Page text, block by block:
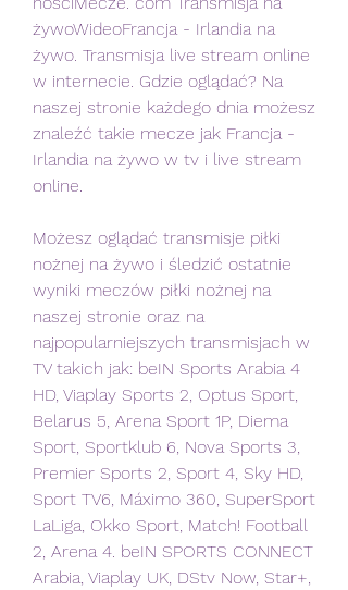
żywoWideoFrancja - Irlandia na
żywo. Transmisja live stream online
w internecie. Gdzie oglądać? Na
naszej stronie każdego dnia możesz
znaleźć takie mecze jak Francja -
Irlandia na żywo w tv i live stream
online.
Możesz oglądać transmisje piłki
nożnej na żywo i śledzić ostatnie
wyniki meczów piłki nożnej na
naszej stronie oraz na
najpopularniejszych transmisjach w
TV takich jak: beIN Sports Arabia 4
HD, Viaplay Sports 2, Optus Sport,
Belarus 5, Arena Sport 1P, Diema
Sport, Sportklub 6, Nova Sports 3,
Premier Sports 2, Sport 4, Sky HD,
Sport TV6, Máximo 360, SuperSport
LaLiga, Okko Sport, Match! Football
2, Arena 4. beIN SPORTS CONNECT
Arabia, Viaplay UK, DStv Now, Star+,